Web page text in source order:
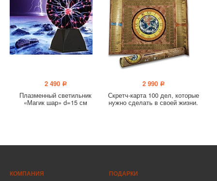
2 490 a
Плазменный светильник
«Магик шар» d=15 см
2 990 a
Скретч-карта 100 дел, которые
нужно сделать в своей жизни.
КОМПАНИЯ ПОДАРКИ